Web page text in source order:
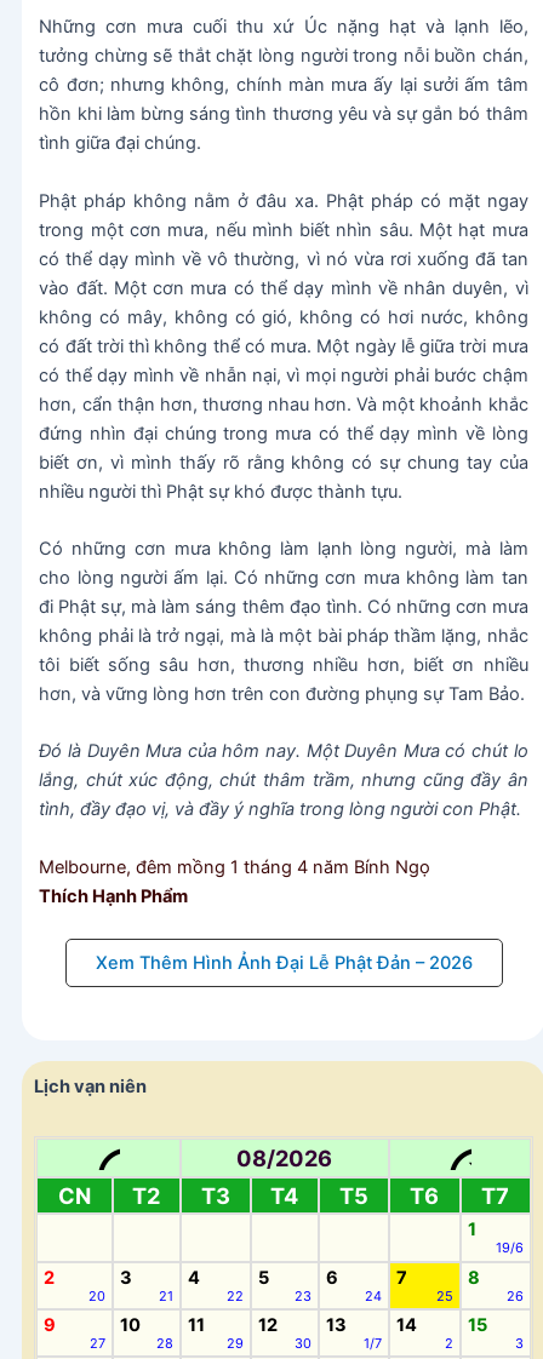
Những cơn mưa cuối thu xứ Úc nặng hạt và lạnh lẽo,
tưởng chừng sẽ thắt chặt lòng người trong nỗi buồn chán,
cô đơn; nhưng không, chính màn mưa ấy lại sưởi ấm tâm
hồn khi làm bừng sáng tình thương yêu và sự gắn bó thâm
tình giữa đại chúng.
Phật pháp không nằm ở đâu xa. Phật pháp có mặt ngay
trong một cơn mưa, nếu mình biết nhìn sâu. Một hạt mưa
có thể dạy mình về vô thường, vì nó vừa rơi xuống đã tan
vào đất. Một cơn mưa có thể dạy mình về nhân duyên, vì
không có mây, không có gió, không có hơi nước, không
có đất trời thì không thể có mưa. Một ngày lễ giữa trời mưa
có thể dạy mình về nhẫn nại, vì mọi người phải bước chậm
hơn, cẩn thận hơn, thương nhau hơn. Và một khoảnh khắc
đứng nhìn đại chúng trong mưa có thể dạy mình về lòng
biết ơn, vì mình thấy rõ rằng không có sự chung tay của
nhiều người thì Phật sự khó được thành tựu.
Có những cơn mưa không làm lạnh lòng người, mà làm
cho lòng người ấm lại. Có những cơn mưa không làm tan
đi Phật sự, mà làm sáng thêm đạo tình. Có những cơn mưa
không phải là trở ngại, mà là một bài pháp thầm lặng, nhắc
tôi biết sống sâu hơn, thương nhiều hơn, biết ơn nhiều
hơn, và vững lòng hơn trên con đường phụng sự Tam Bảo.
Đó là Duyên Mưa của hôm nay. Một Duyên Mưa có chút lo
lắng, chút xúc động, chút thâm trầm, nhưng cũng đầy ân
tình, đầy đạo vị, và đầy ý nghĩa trong lòng người con Phật.
Melbourne, đêm mồng 1 tháng 4 năm Bính Ngọ
Thích Hạnh Phẩm
Xem Thêm Hình Ảnh Đại Lễ Phật Đản – 2026
Lịch vạn niên
08/2026
CN
T2 T3 T4 T5 T6 T7
1
19/6
2
20
3
21
4
22
5
23
6
24
7
25
8
26
9
27
10
28
11
29
12
30
13
1/7
14
2
15
3